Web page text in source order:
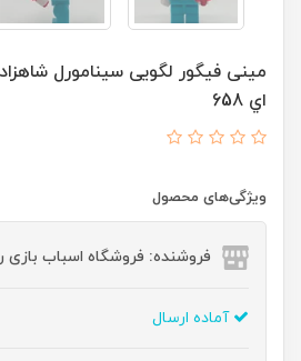
مینی فیگور لگویی سینامورل
اي 658
ویژگی‌های محصول
فروشنده: فروشگاه اسباب
آماده ارسال